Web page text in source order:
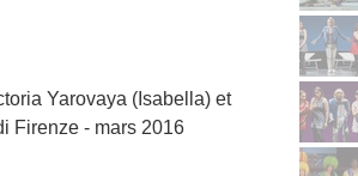
Yarovaya (Isabella) et
Firenze - mars 2016